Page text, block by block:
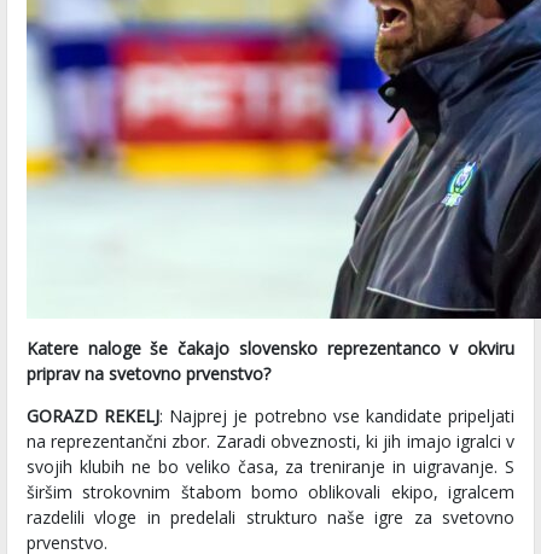
Katere naloge še čakajo slovensko reprezentanco v okviru
priprav na svetovno prvenstvo?
GORAZD REKELJ: Najprej je potrebno vse kandidate pripeljati
na reprezentančni zbor. Zaradi obveznosti, ki jih imajo igralci v
svojih klubih ne bo veliko časa, za treniranje in uigravanje. S
širšim strokovnim štabom bomo oblikovali ekipo, igralcem
razdelili vloge in predelali strukturo naše igre za svetovno
prvenstvo.